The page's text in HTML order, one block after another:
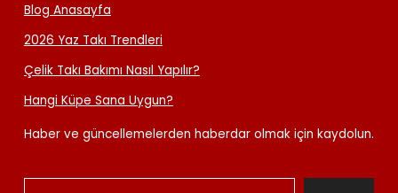
Blog Anasayfa
2026 Yaz Takı Trendleri
Çelik Takı Bakımı Nasıl Yapılır?
Hangi Küpe Sana Uygun?
Haber ve güncellemelerden haberdar olmak için kaydolun.